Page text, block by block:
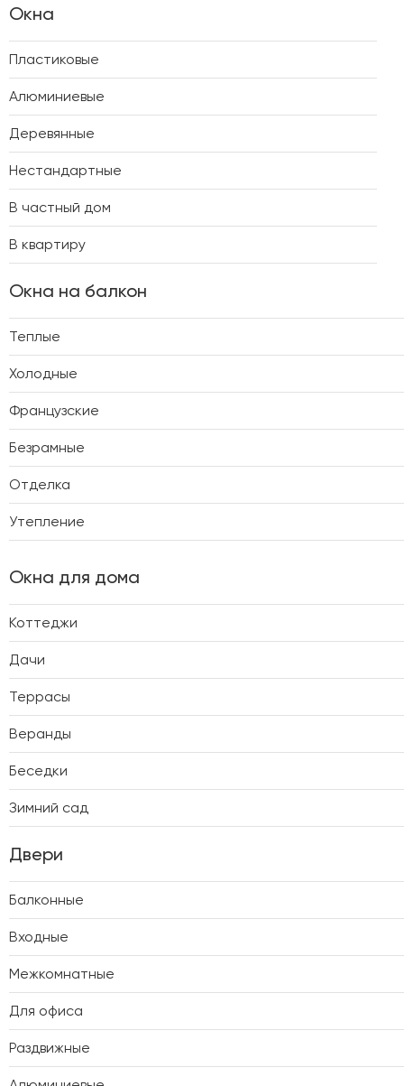
Окна
Пластиковые
Алюминиевые
Деревянные
Нестандартные
В частный дом
В квартиру
Окна на балкон
Теплые
Холодные
Французские
Безрамные
Отделка
Утепление
Окна для дома
Коттеджи
Дачи
Террасы
Веранды
Беседки
Зимний сад
Двери
Балконные
Входные
Межкомнатные
Для офиса
Раздвижные